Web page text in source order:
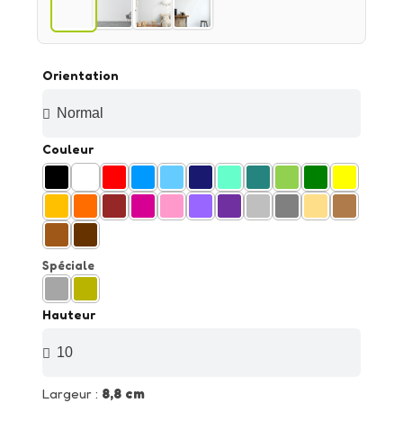
Orientation
Couleur
Spéciale
Hauteur
Largeur : 8,8 cm